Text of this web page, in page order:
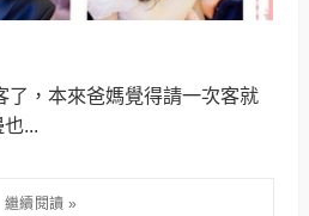
了，本來爸媽覺得請一次客就
...